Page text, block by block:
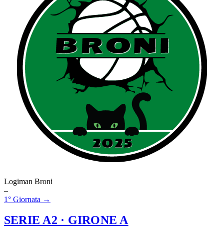
Logiman Broni
–
1° Giornata →
SERIE A2 · GIRONE A